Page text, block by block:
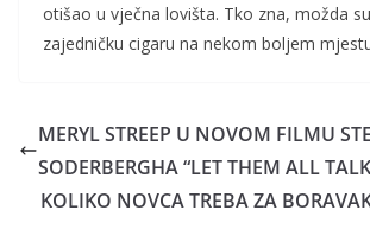
otišao u vječna lovišta. Tko zna, možda
zajedničku cigaru na nekom boljem
MERYL STREEP U NOVOM FILMU
SODERBERGHA “LET THEM ALL
KOLIKO NOVCA TREBA ZA